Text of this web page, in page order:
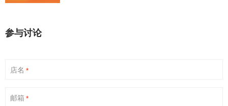
参与讨论
店名 *
邮箱 *